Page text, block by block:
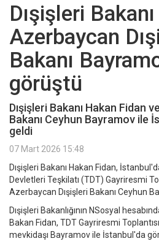
Dışişleri
Azerbaycan
Bakanı
görüştü
Dışişleri Bakanı Hakan Fidan
Bakanı Ceyhun Bayramov ile
geldi
07 Mart 2026 15:48
Dışişleri Bakanı Hakan Fidan,
Devletleri Teşkilatı (TDT) Gayriresmi
Azerbaycan Dışişleri Bakanı Ceyhun
Dışişleri Bakanlığının NSosyal
Bakan Fidan, TDT Gayriresmi
mevkidaşı Bayramov ile İstanbul'da